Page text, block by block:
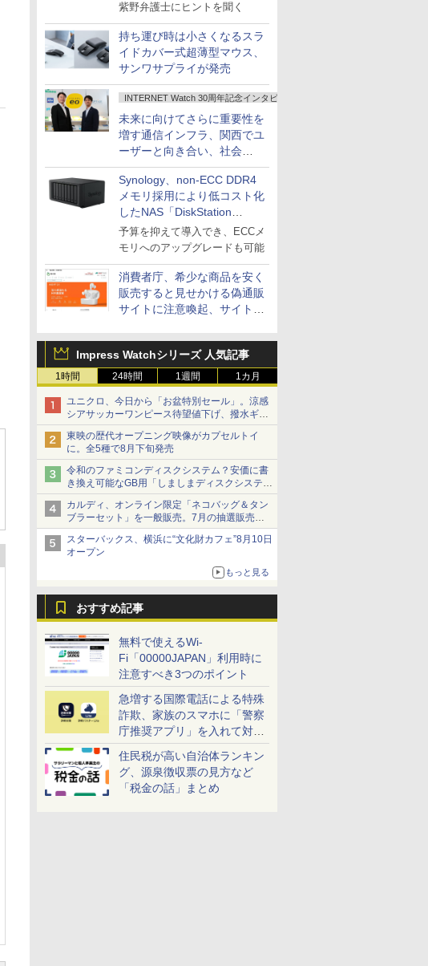
紫野弁護士にヒントを聞く
持ち運び時は小さくなるスラ
イドカバー式超薄型マウス、
サンワサプライが発売
INTERNET Watch 30周年記念インタビュー
未来に向けてさらに重要性を
増す通信インフラ、関西でユ
ーザーと向き合い、社会
の“あたらしい”を起動し続け
る～オプテージ
Synology、non-ECC DDR4
メモリ採用により低コスト化
したNAS「DiskStation
neo+」シリーズ
予算を抑えて導入でき、ECCメ
モリへのアップグレードも可能
消費者庁、希少な商品を安く
販売すると見せかける偽通販
サイトに注意喚起、サイト名
Impress Watchシリーズ 人気記事
1時間 24時間 1週間 1カ月
ユニクロ、今日から「お盆特別セール」。涼感
シアサッカーワンピース待望値下げ、撥水ギア
ショーツは1990円に
東映の歴代オープニング映像がカプセルトイ
に。全5種で8月下旬発売
令和のファミコンディスクシステム？安価に書
き換え可能なGB用「しましまディスクシステ
ム」
カルディ、オンライン限定「ネコバッグ＆タン
ブラーセット」を一般販売。7月の抽選販売の
当選無効分
スターバックス、横浜に“文化財カフェ”8月10日
オープン
もっと見る
おすすめ記事
無料で使えるWi-
Fi「00000JAPAN」利用時に
注意すべき3つのポイント
急増する国際電話による特殊
詐欺、家族のスマホに「警察
庁推奨アプリ」を入れて対策
しよう！
住民税が高い自治体ランキン
グ、源泉徴収票の見方など
「税金の話」まとめ